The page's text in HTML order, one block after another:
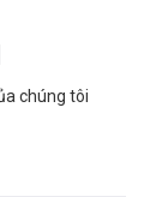
chúng tôi